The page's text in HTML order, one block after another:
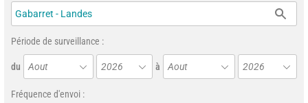
Période de surveillance :
du Aout 2026 à Aout 2026
Fréquence d'envoi :